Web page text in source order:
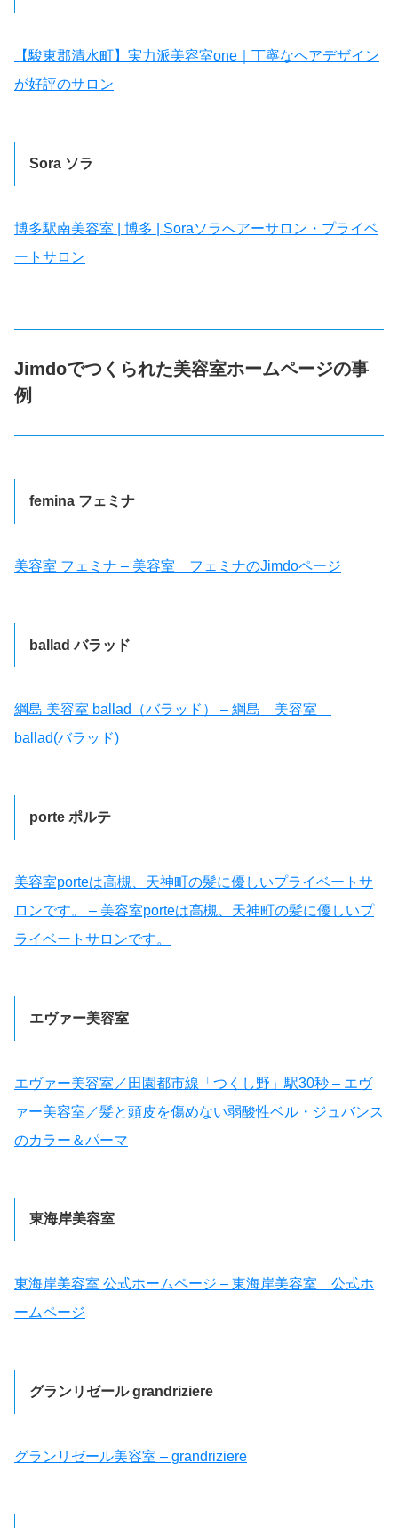
【駿東郡清水町】実力派美容室one｜丁寧なヘアデザイン
が好評のサロン
Sora ソラ
博多駅南美容室 | 博多 | Soraソラへアーサロン・プライベ
ートサロン
Jimdoでつくられた美容室ホームページの事
例
femina フェミナ
美容室 フェミナ – 美容室 フェミナのJimdoページ
ballad バラッド
綱島 美容室 ballad（バラッド） – 綱島 美容室
ballad(バラッド)
porte ポルテ
美容室porteは高槻、天神町の髪に優しいプライベートサ
ロンです。 – 美容室porteは高槻、天神町の髪に優しいプ
ライベートサロンです。
エヴァー美容室
エヴァー美容室／田園都市線「つくし野」駅30秒 – エヴ
ァー美容室／髪と頭皮を傷めない弱酸性ベル・ジュバンス
のカラー＆パーマ
東海岸美容室
東海岸美容室 公式ホームページ – 東海岸美容室 公式ホ
ームページ
グランリゼール grandriziere
グランリゼール美容室 – grandriziere